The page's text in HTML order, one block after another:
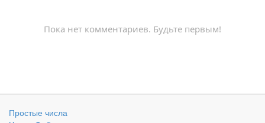
Пока нет комментариев. Будьте первым!
Простые числа